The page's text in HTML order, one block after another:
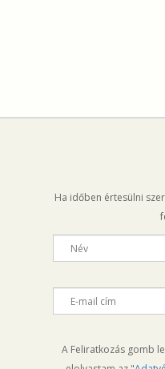
Ha időben értesülni
Név
E-mail cím
A Feliratkozás gomb